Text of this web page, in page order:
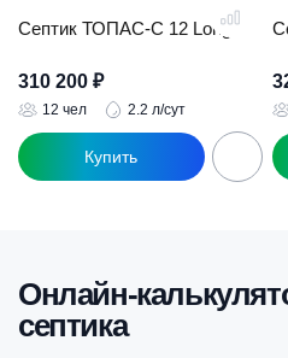
Септик ТОПАС-С 12 Long
310 200 ₽
12 чел 2.2 л/сут
Онлайн-
септика